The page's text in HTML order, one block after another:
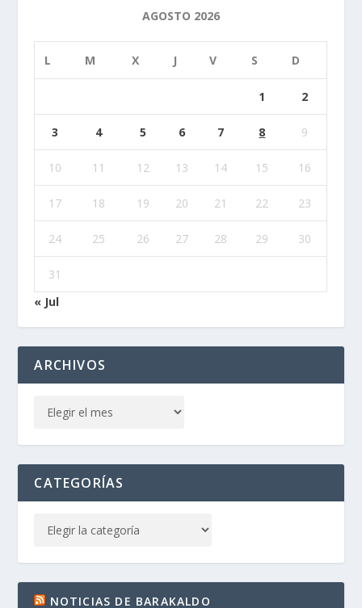
AGOSTO 2026
L M X J V S D
1 2
3 4 5 6 7 8 9
10 11 12 13 14 15 16
17 18 19 20 21 22 23
24 25 26 27 28 29 30
31
« Jul
ARCHIVOS
CATEGORÍAS
NOTICIAS DE BARAKALDO